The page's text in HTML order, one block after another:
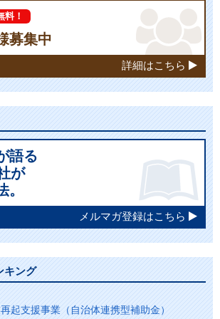
料！
募集中
詳細はこちら
語る
が
メルマガ登録はこちら
キング
起支援事業（自治体連携型補助金）